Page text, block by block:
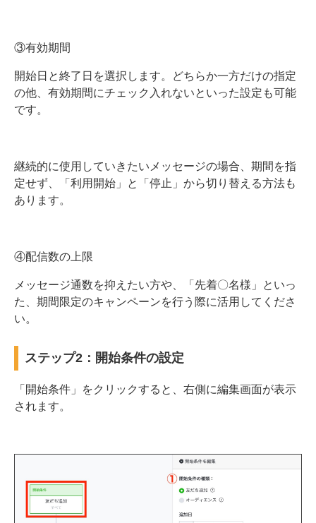
③有効期間
開始日と終了日を選択します。どちらか一方だけの指定
の他、有効期間にチェック入れないといった設定も可能
です。
継続的に使用していきたいメッセージの場合、期間を指
定せず、「利用開始」と「停止」から切り替える方法も
あります。
④配信数の上限
メッセージ通数を抑えたい方や、「先着〇名様」といっ
た、期間限定のキャンペーンを行う際に活用してくださ
い。
ステップ2：開始条件の設定
「開始条件」をクリックすると、右側に編集画面が表示
されます。